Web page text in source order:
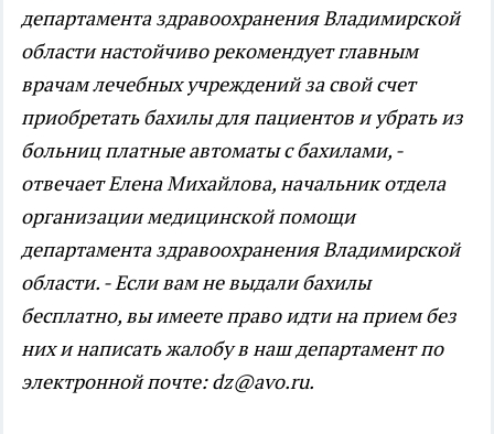
департамента здравоохранения Владимирской
области настойчиво рекомендует главным
врачам лечебных учреждений за свой счет
приобретать бахилы для пациентов и убрать из
больниц платные автоматы с бахилами, -
отвечает Елена Михайлова, начальник отдела
организации медицинской помощи
департамента здравоохранения Владимирской
области. - Если вам не выдали бахилы
бесплатно, вы имеете право идти на прием без
них и написать жалобу в наш департамент по
электронной почте: dz@avo.ru.